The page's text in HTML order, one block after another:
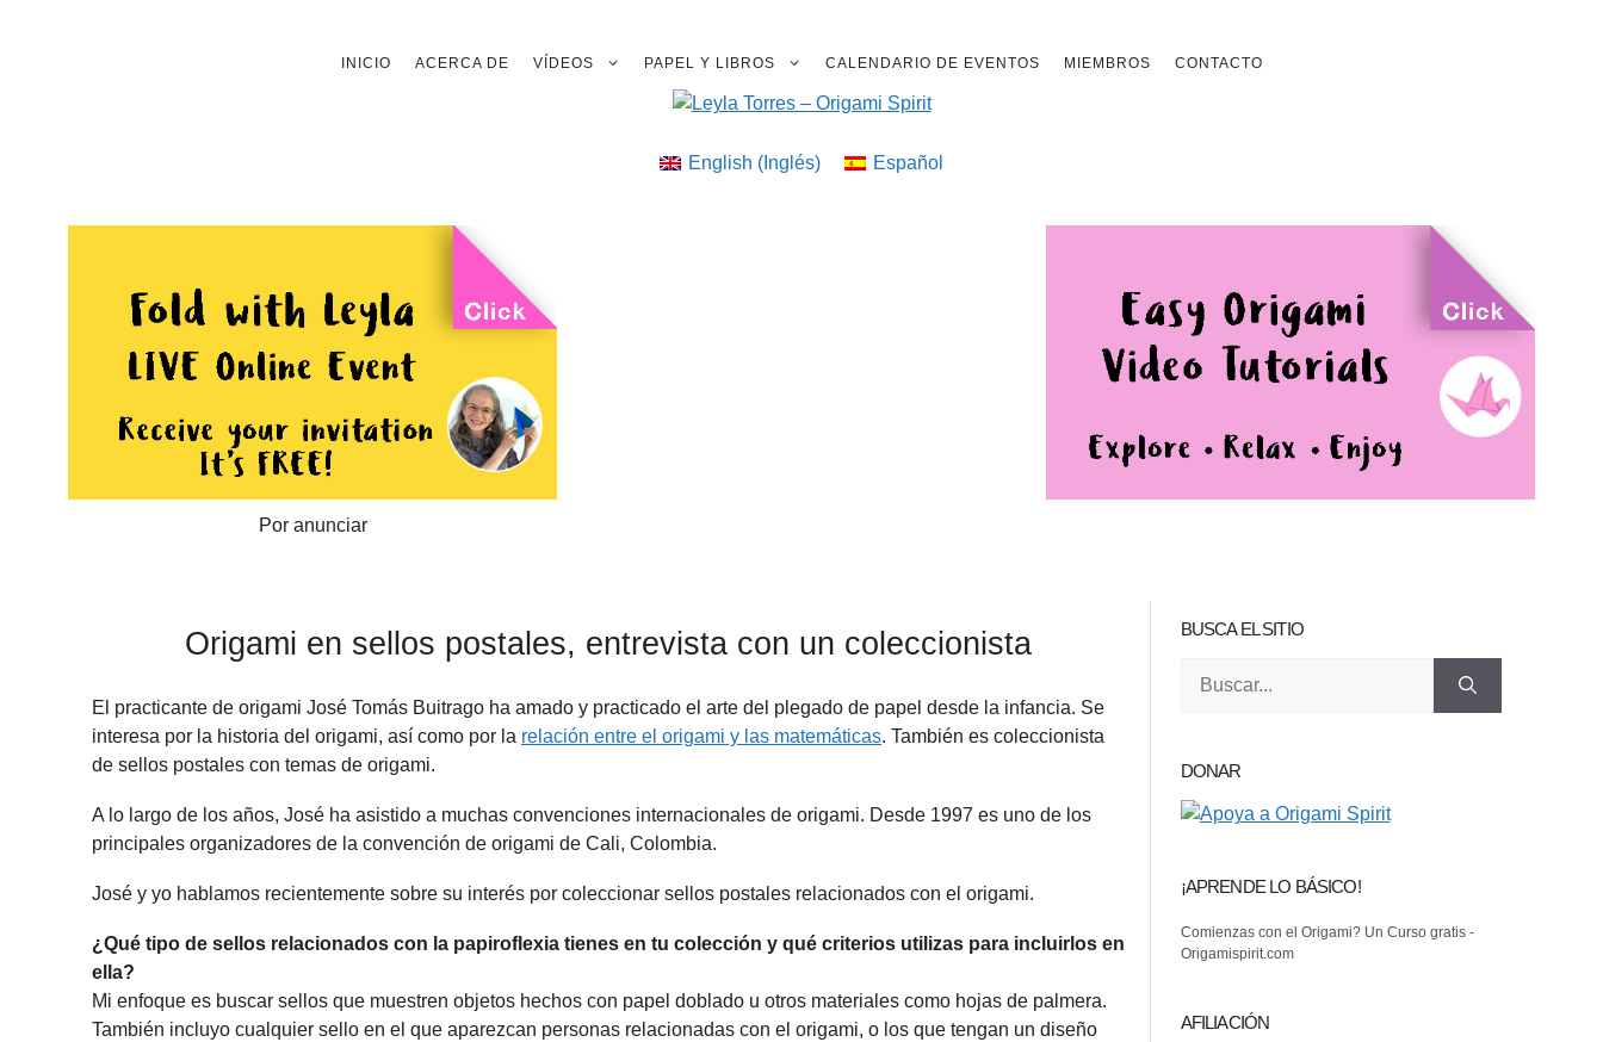
INICIO ACERCA DE VÍDEOS PAPEL Y LIBROS CALENDARIO DE EVENTOS MIEMBROS CONTACTO
English ( Inglés) Español
Por anunciar
Origami en sellos postales, entrevista con un coleccionista
El practicante de origami José Tomás Buitrago ha amado y practicado el arte del plegado de papel desde la infancia. Se
interesa por la historia del origami, así como por la relación entre el origami y las matemáticas. También es coleccionista
de sellos postales con temas de origami.
A lo largo de los años, José ha asistido a muchas convenciones internacionales de origami. Desde 1997 es uno de los
principales organizadores de la convención de origami de Cali, Colombia.
José y yo hablamos recientemente sobre su interés por coleccionar sellos postales relacionados con el origami.
¿Qué tipo de sellos relacionados con la papiroflexia tienes en tu colección y qué criterios utilizas para incluirlos en
ella?
Mi enfoque es buscar sellos que muestren objetos hechos con papel doblado u otros materiales como hojas de palmera.
También incluyo cualquier sello en el que aparezcan personas relacionadas con el origami, o los que tengan un diseño
BUSCA EL SITIO
DONAR
¡APRENDE LO BÁSICO!
Comienzas con el Origami? Un Curso gratis -
Origamispirit.com
AFILIACIÓN